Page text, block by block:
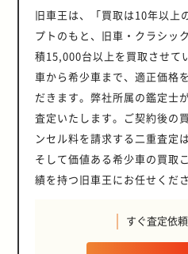
旧車王は、「買取は10年以上
プトのもと、旧車・クラシッ
積15,000台以上を買取させて
車から希少車まで、適正価格
だきます。弊社所属の鑑定士
査定いたします。ご契約後の
ンセル料を請求する二重査定
そして価値ある希少車の買取
績を持つ旧車王にお任せくだ
すぐ査定依